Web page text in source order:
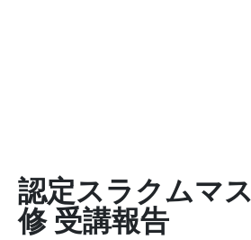
認定スラクムマ
修 受講報告